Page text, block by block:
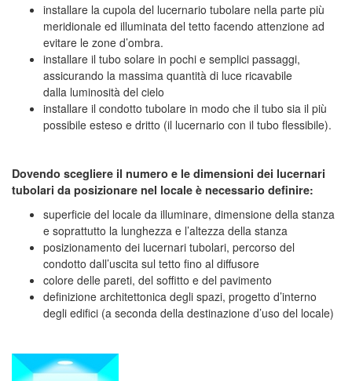
installare la cupola del lucernario tubolare nella parte più
meridionale ed illuminata del tetto facendo attenzione ad
evitare le zone d’ombra.
installare il tubo solare in pochi e semplici passaggi,
assicurando la massima quantità di luce ricavabile
dalla luminosità del cielo
installare il condotto tubolare in modo che il tubo sia il più
possibile esteso e dritto (il lucernario con il tubo flessibile).
Dovendo scegliere il numero e le dimensioni dei lucernari
tubolari da posizionare nel locale è necessario definire:
superficie del locale da illuminare, dimensione della stanza
e soprattutto la lunghezza e l’altezza della stanza
posizionamento dei lucernari tubolari, percorso del
condotto dall’uscita sul tetto fino al diffusore
colore delle pareti, del soffitto e del pavimento
definizione architettonica degli spazi, progetto d’interno
degli edifici (a seconda della destinazione d’uso del locale)